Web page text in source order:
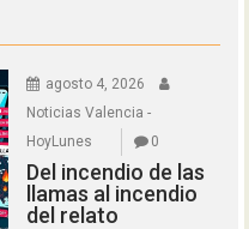
agosto 4, 2026
Noticias Valencia -
HoyLunes
0
Del incendio de las
llamas al incendio
del relato